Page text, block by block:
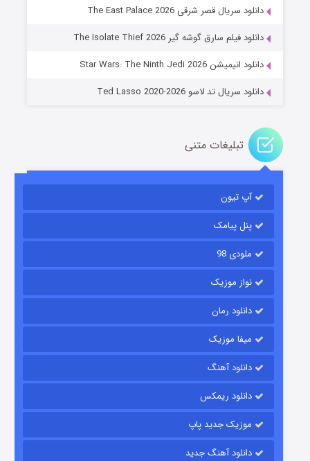
جادوگری در مغولستان
قسمت۱۴ (زیرنویس) منتشر شد
قسمت
دانلود سریال قصر شرقی The East Palace 2026
دانلود فیلم سارق گوشه گیر The Isolate Thief 2026
دانلود انیمیشن Star Wars: The Ninth Jedi 2026
دانلود سریال تد لاسو Ted Lasso 2020-2026
تبلیغات متنی
آپ تیون
پنل پیامک
ملودی 98
نواز موزیک
دانلود رمان
میفا موزیک
دانلود آهنگ
دانلود ریمکس
موزیک جدید پاپ
دانلود آهنگ جدید